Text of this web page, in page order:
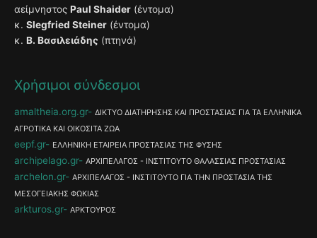
αείμνηστος Paul Shaider (έντομα)
κ. Slegfried Steiner (έντομα)
κ. Β. Βασιλειάδης (πτηνά)
Χρήσιμοι σύνδεσμοι
amaltheia.org.gr
ΔΙΚΤΥΟ ΔΙΑΤΗΡΗΣΗΣ ΚΑΙ ΠΡΟΣΤΑΣΙΑΣ ΓΙΑ ΤΑ ΕΛΛΗΝΙΚΑ
ΑΓΡΟΤΙΚΑ ΚΑΙ ΟΙΚΟΣΙΤΑ ΖΩΑ
eepf.gr ΕΛΛΗΝΙΚΗ ΕΤΑΙΡΕΙΑ ΠΡΟΣΤΑΣΙΑΣ ΤΗΣ ΦΥΣΗΣ
archipelago.gr ΑΡΧΙΠΕΛΑΓΟΣ - ΙΝΣΤΙΤΟΥΤΟ ΘΑΛΑΣΣΙΑΣ ΠΡΟΣΤΑΣΙΑΣ
archelon.gr
ΑΡΧΙΠΕΛΑΓΟΣ - ΙΝΣΤΙΤΟΥΤΟ ΓΙΑ ΤΗΝ ΠΡΟΣΤΑΣΙΑ ΤΗΣ
ΜΕΣΟΓΕΙΑΚΗΣ ΦΩΚΙΑΣ
arkturos.gr ΑΡΚΤΟΥΡΟΣ